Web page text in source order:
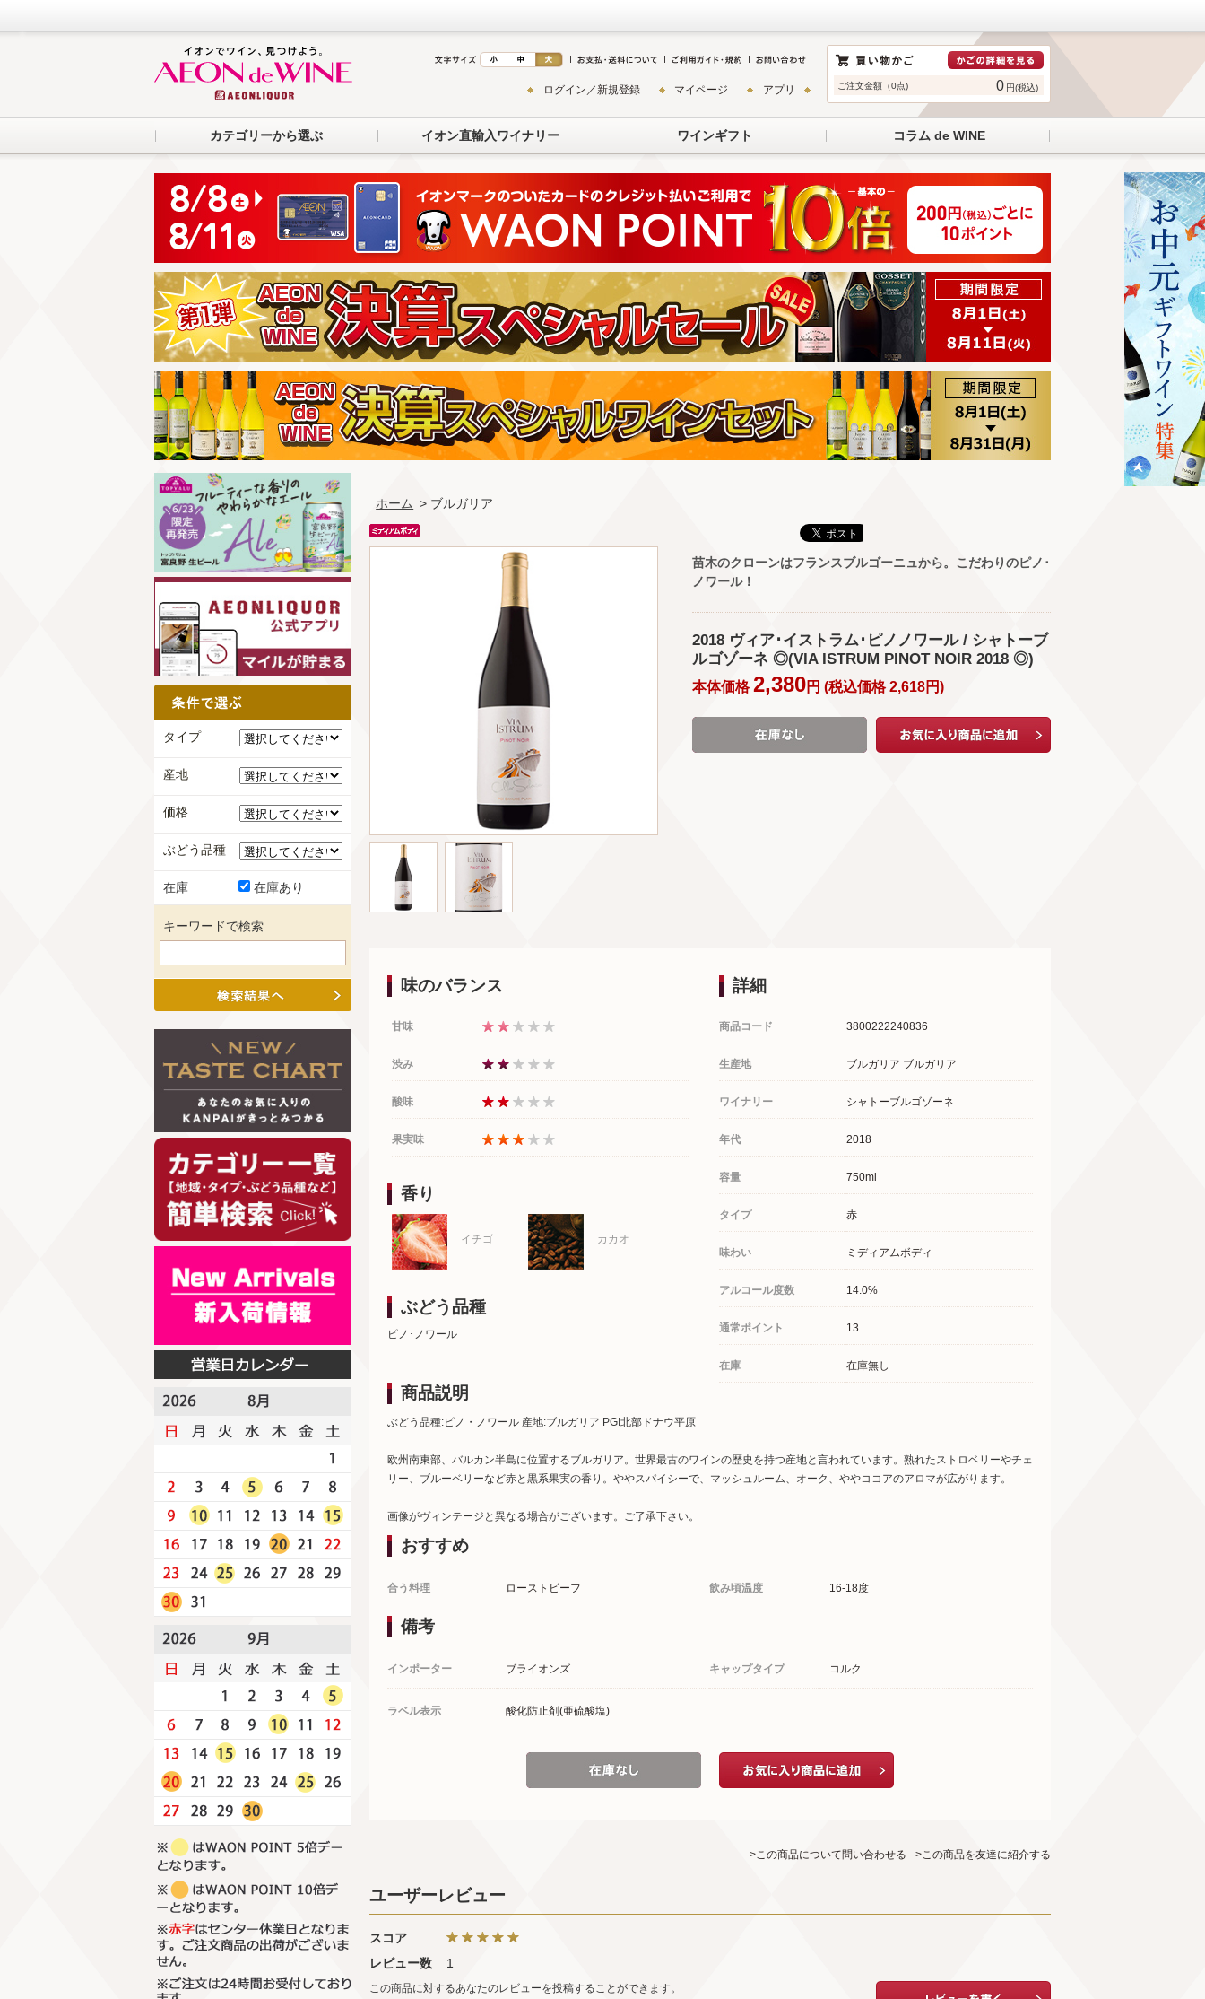
ご注文金額（0点) 0 円(税込)
ログイン／新規登録 マイページ アプリ
カテゴリーから選ぶ イオン直輸入ワイナリー ワインギフト コラム de WINE
ホーム > ブルガリア
苗木のクローンはフランスブルゴーニュから。こだわりのピノ･
ノワール！
2018 ヴィア･イストラム･ピノノワール / シャトーブ
ルゴゾーネ ◎(VIA ISTRUM PINOT NOIR 2018 ◎)
本体価格2,380円 (税込価格2,618円)
詳細
商品コード 3800222240836
生産地 ブルガリア ブルガリア
ワイナリー シャトーブルゴゾーネ
年代 2018
容量 750ml
タイプ 赤
味わい ミディアムボディ
アルコール度数 14.0%
通常ポイント 13
在庫 在庫無し
味のバランス
甘味
渋み
酸味
果実味
香り
イチゴ カカオ
ぶどう品種
ピノ･ノワール
商品説明
ぶどう品種:ピノ・ノワール 産地:ブルガリア PGI北部ドナウ平原
欧州南東部、バルカン半島に位置するブルガリア。世界最古のワインの歴史を持つ産地と言われています。熟れたストロベリーやチェ
リー、ブルーベリーなど赤と黒系果実の香り。ややスパイシーで、マッシュルーム、オーク、ややココアのアロマが広がります。
画像がヴィンテージと異なる場合がございます。ご了承下さい。
おすすめ
合う料理 ローストビーフ 飲み頃温度 16-18度
備考
インポーター ブライオンズ キャップタイプ コルク
ラベル表示 酸化防止剤(亜硫酸塩)
>この商品について問い合わせる >この商品を友達に紹介する
ユーザーレビュー
スコア
レビュー数
1
この商品に対するあなたのレビューを投稿することができます。
タイプ
産地
価格
ぶどう品種
在庫 在庫あり
キーワードで検索